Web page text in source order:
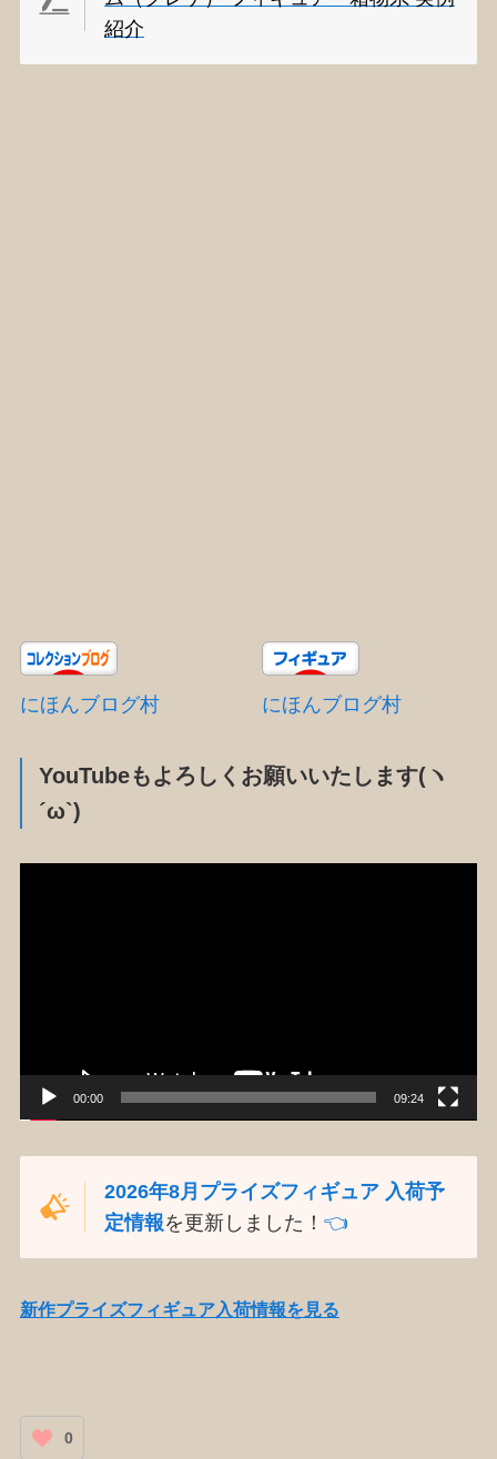
紹介
にほんブログ村 にほんブログ村
YouTubeもよろしくお願いいたします(ヽ
´ω`)
00:00 09:24
2026年8月プライズフィギュア 入荷予
定情報を更新しました！👈️
新作プライズフィギュア入荷情報を見る
0